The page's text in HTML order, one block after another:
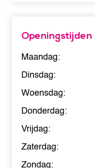
Openingstijden
Maandag:
Dinsdag:
Woensdag:
Donderdag:
Vrijdag:
Zaterdag:
Zondag: